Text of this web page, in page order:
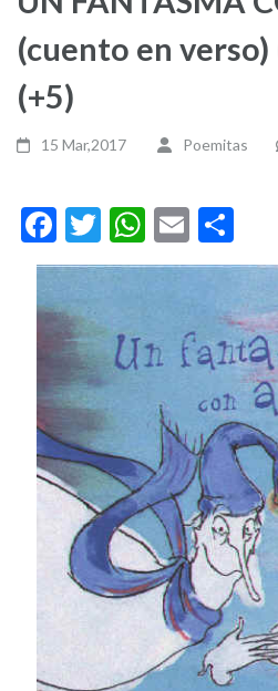
(cuento en
(+5)
15 Mar,2017 Poemitas
Facebook
TwitterEmail